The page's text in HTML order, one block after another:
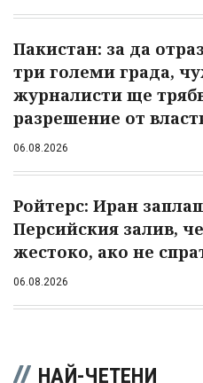
Пакистан: за да
три големи града,
журналисти ще
разрешение от
06.08.2026
Ройтерс: Иран
Персийския залив,
жестоко, ако не
06.08.2026
НАЙ-ЧЕТЕНИ